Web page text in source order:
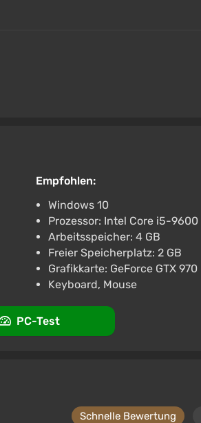
Empfohlen:
Windows 10
Prozessor: Intel Core i5-9600
Arbeitsspeicher: 4 GB
Freier Speicherplatz: 2 GB
Grafikkarte: GeForce GTX 970
Keyboard, Mouse
PC-Test
Schnelle Bewertung